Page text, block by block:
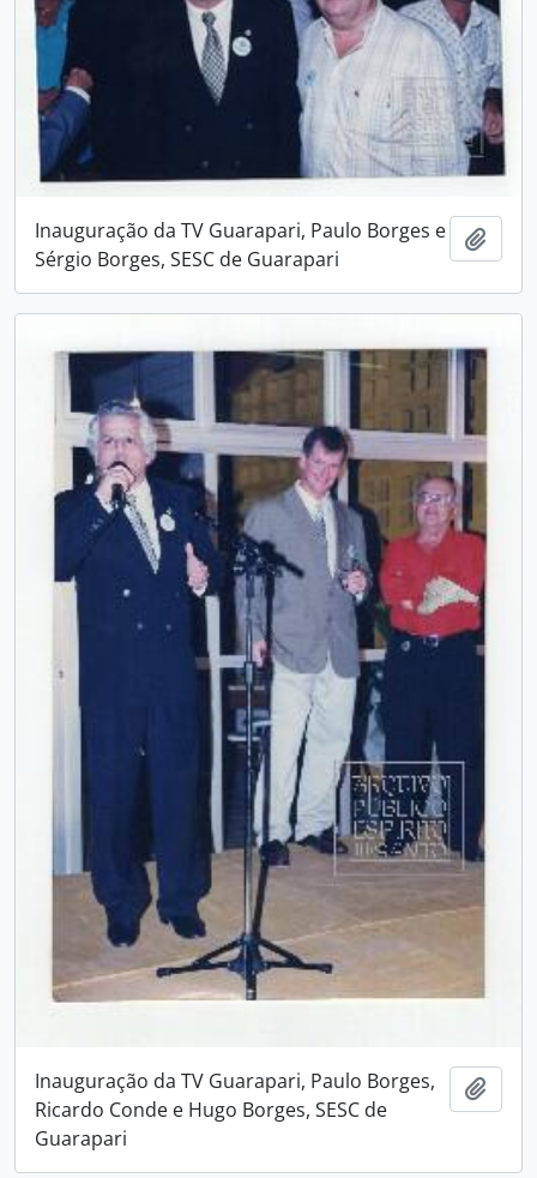
Inauguração da TV Guarapari, Paulo Borges e
Sérgio Borges, SESC de Guarapari
Inauguração da TV Guarapari, Paulo Borges,
Ricardo Conde e Hugo Borges, SESC de
Guarapari